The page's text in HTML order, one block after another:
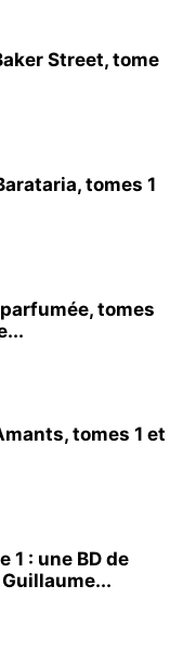
Street, tome
tomes 1
tomes
tomes 1 et
1 : une BD de